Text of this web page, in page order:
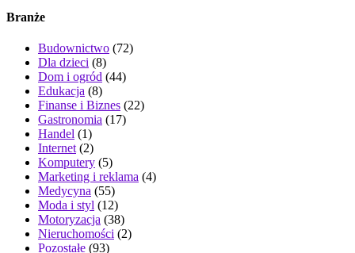
Branże
Budownictwo (72)
Dla dzieci (8)
Dom i ogród (44)
Edukacja (8)
Finanse i Biznes (22)
Gastronomia (17)
Handel (1)
Internet (2)
Komputery (5)
Marketing i reklama (4)
Medycyna (55)
Moda i styl (12)
Motoryzacja (38)
Nieruchomości (2)
Pozostałe (93)